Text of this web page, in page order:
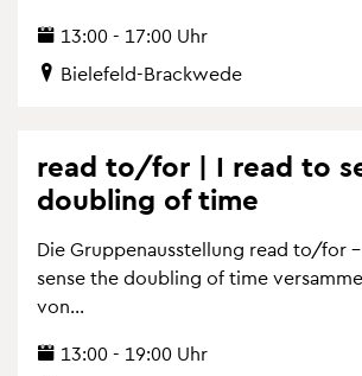
13:00 - 17:00 Uhr
Bie­le­feld-Brack­we­de
read to/for | I read to
dou­bling of time
Die Grup­pen­aus­stel­lung read to/for
sense the dou­bling of time
von...
13:00 - 19:00 Uhr